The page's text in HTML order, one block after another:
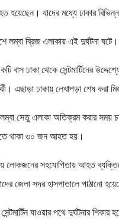
যাদের মধ্যে ঢাকার বিভিন্ন
লম্বা ব্রিজ এলাকায় এই দুর্ঘটনা ঘটে।
ঢাকা থেকে সেন্টমার্টিনের
এছাড়া ঢাকায় লেখাপড়া শেষ
সেতু এলাকা অতিক্রম করার
থাকা ৩০ জন আহত হয়।
লোকজনের সহযোগিতায় আহত
জেলা সদর হাসপাতালে পাঠানো
যাওয়ার পথে দুর্ঘটনার